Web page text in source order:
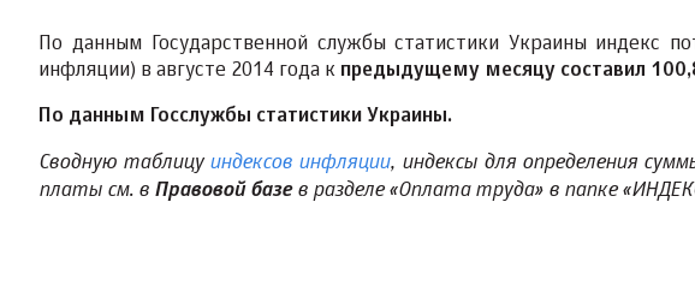
По данным Государственной службы статистики Украины индекс
инфляции) в августе 2014 года к предыдущему месяцу составил
По данным Госслужбы статистики Украины.
Сводную таблицу индексов инфляции, индексы для определения
платы см. в Правовой базев разделе «Оплата труда» в папке